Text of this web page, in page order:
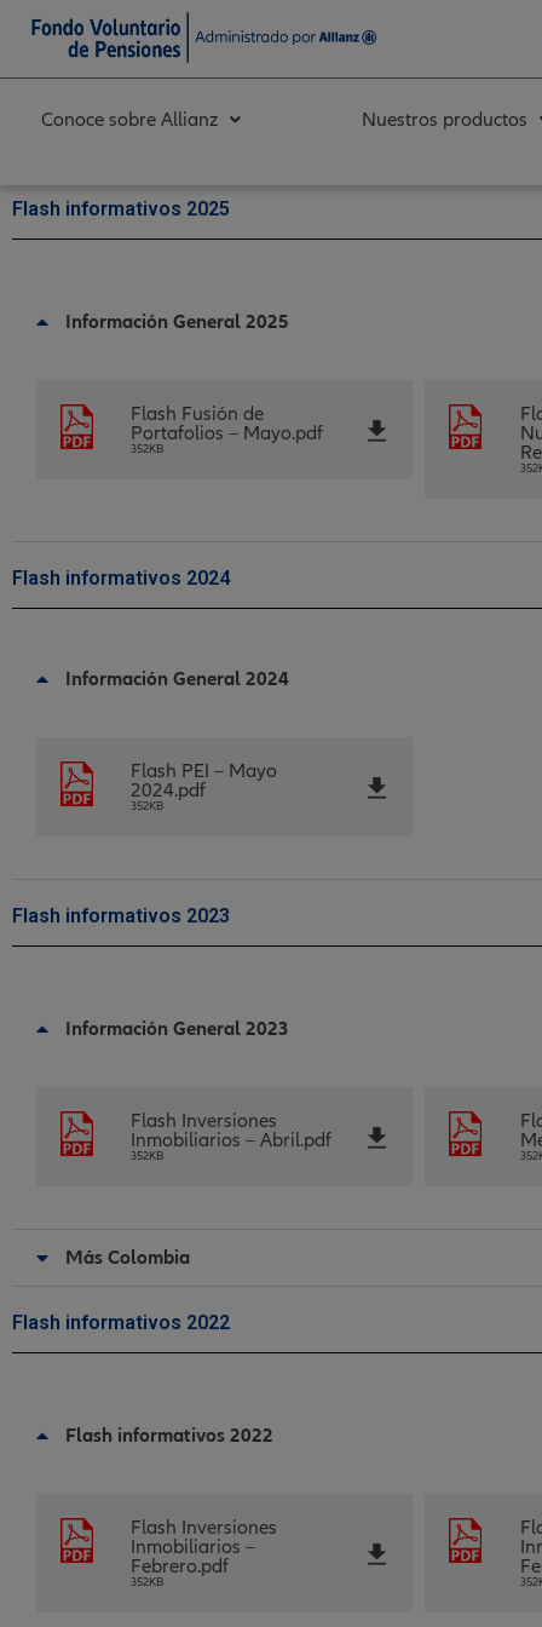
contenido
Conoce sobre Allianz Nuestros productos
Flash informativos 2025
Información General 2025
Flash Fusión de
Portafolios – Mayo.pdf
352KB
Flash informativos 2024
Información General 2024
Flash PEI – Mayo
2024.pdf
352KB
Flash informativos 2023
Información General 2023
Flash Inversiones
Inmobiliarios – Abril.pdf
352KB
Más Colombia
Flash informativos 2022
Flash informativos 2022
Flash Inversiones
Inmobiliarios –
Febrero.pdf
352KB